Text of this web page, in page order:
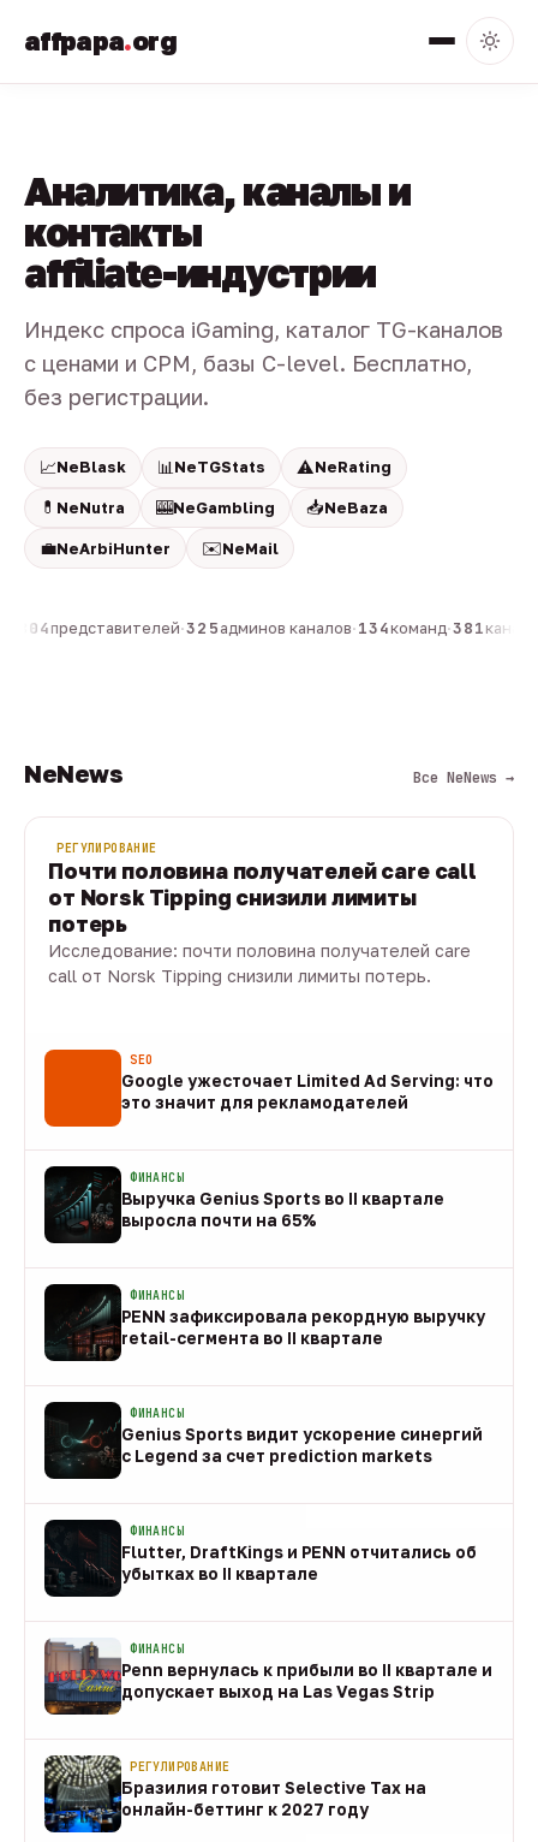
affpapa.org
Аналитика, каналы и
контакты
affiliate-индустрии
Индекс спроса iGaming, каталог TG-каналов
с ценами и CPM, базы C-level. Бесплатно,
без регистрации.
📈NeBlask 📊 NeTGStats ⚠️NeRating
💊 NeNutra 🎰NeGambling 📥NeBaza
💼NeArbiHunter ✉️NeMail
804представителей·325 админов каналов·134команд·381
NeNews Все NeNews →
РЕГУЛИРОВАНИЕ
Почти половина получателей care call
от Norsk Tipping снизили лимиты
потерь
Исследование: почти половина получателей care
call от Norsk Tipping снизили лимиты потерь.
SEO
Google ужесточает Limited Ad Serving: что
это значит для рекламодателей
ФИНАНСЫ
Выручка Genius Sports во II квартале
выросла почти на 65%
ФИНАНСЫ
PENN зафиксировала рекордную выручку
retail-сегмента во II квартале
ФИНАНСЫ
Genius Sports видит ускорение синергий
с Legend за счет prediction markets
ФИНАНСЫ
Flutter, DraftKings и PENN отчитались об
убытках во II квартале
ФИНАНСЫ
Penn вернулась к прибыли во II квартале и
допускает выход на Las Vegas Strip
РЕГУЛИРОВАНИЕ
Бразилия готовит Selective Tax на
онлайн-беттинг к 2027 году